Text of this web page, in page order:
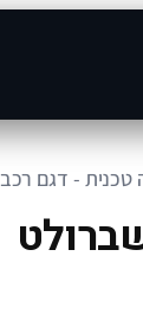
טכנית - דגם רכב